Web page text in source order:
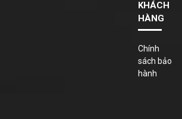
KHÁCH
HÀNG
Chính
sách bảo
hành